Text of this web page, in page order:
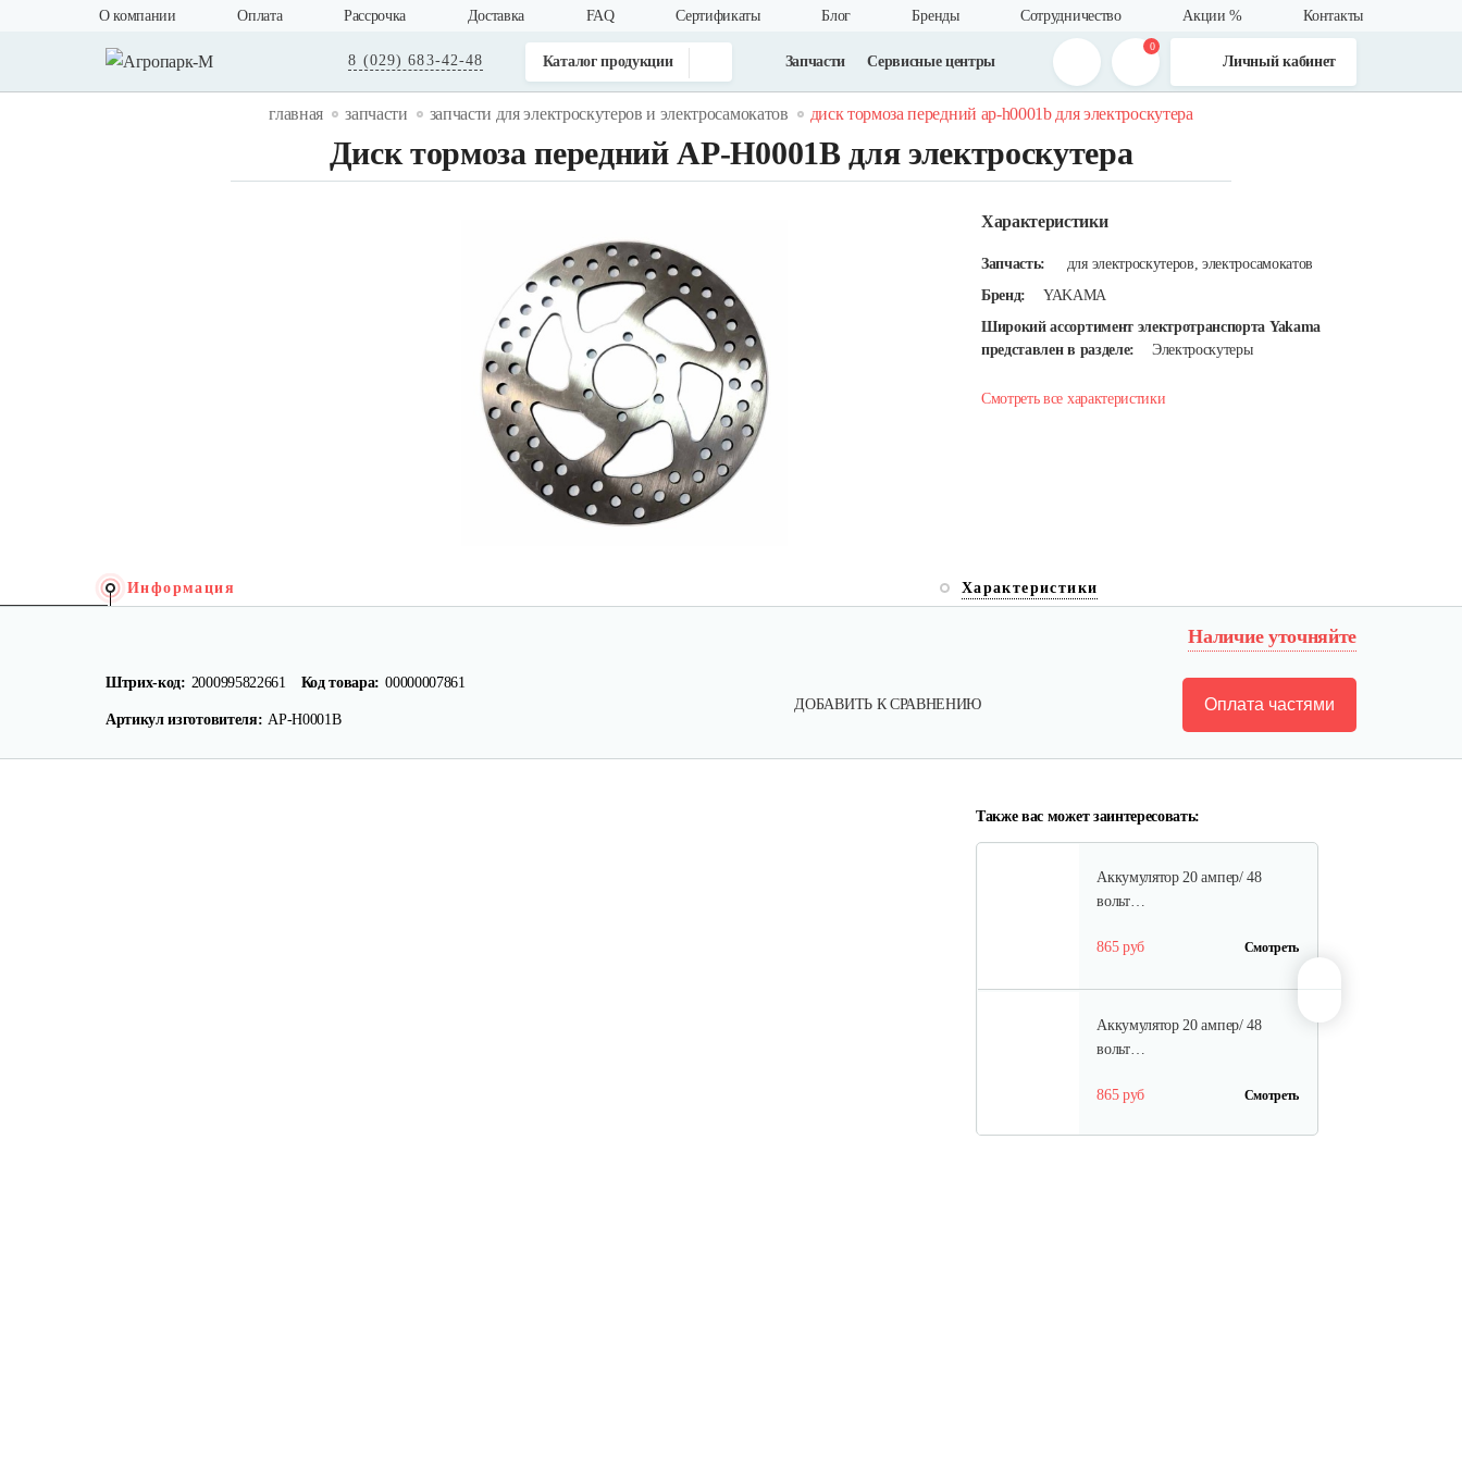
О компании Оплата Рассрочка Доставка FAQ Cертификаты Блог Бренды Сотрудничество Акции % Контакты
8 (029) 683-42-48 Каталог продукции Запчасти Сервисные центры
0
Личный кабинет
главная запчасти запчасти для электроскутеров и электросамокатов диск тормоза передний ap-h0001b для электроскутера
Диск тормоза передний AP-H0001B для электроскутера
Характеристики
Запчасть:
для электроскутеров, электросамокатов
Бренд:
YAKAMA
Широкий ассортимент электротранспорта Yakama
представлен в разделе:
Электроскутеры
Смотреть все характеристики
Информация Характеристики
Наличие уточняйте
Штрих-код: 2000995822661 Код товара: 00000007861
Артикул изготовителя: AP-H0001B
ДОБАВИТЬ К СРАВНЕНИЮ Оплата частями
Также вас может заинтересовать:
ампер 60…
Смотреть
Ручка тормза (правая)
Аккумулятор 20 ампер/ 48
вольт…
865 руб Смотреть
Аккумулятор 20 ампер/ 48
вольт…
865 руб Смотреть